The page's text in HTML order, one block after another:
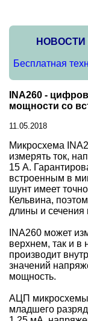
НОВОСТИ
Бесплатная
INA260 -
мощности со
11.05.2018
Микросхема
измерять ток,
15 А.
встроенным в
шунт имеет
Кельвина,
длины и сечения
INA260 может
верхнем, так и в
производит
значений
мощность.
АЦП микросхемы
младшего